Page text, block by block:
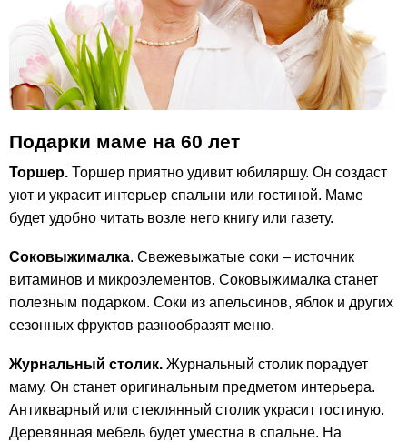
Подарки маме на 60 лет
Торшер. Торшер приятно удивит юбиляршу. Он создаст
уют и украсит интерьер спальни или гостиной. Маме
будет удобно читать возле него книгу или газету.
Соковыжималка. Свежевыжатые соки – источник
витаминов и микроэлементов. Соковыжималка станет
полезным подарком. Соки из апельсинов, яблок и других
сезонных фруктов разнообразят меню.
Журнальный столик. Журнальный столик порадует
маму. Он станет оригинальным предметом интерьера.
Антикварный или стеклянный столик украсит гостиную.
Деревянная мебель будет уместна в спальне. На